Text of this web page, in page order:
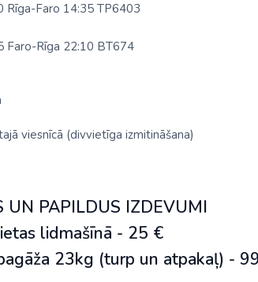
Rīga-Faro 14:35 TP6403
Faro-Rīga 22:10 BT674
viesnīcā (divvietīga izmitināšana)
UN PAPILDUS IZDEVUMI
lidmašīnā - 25 €
23kg (turp un atpakaļ) -